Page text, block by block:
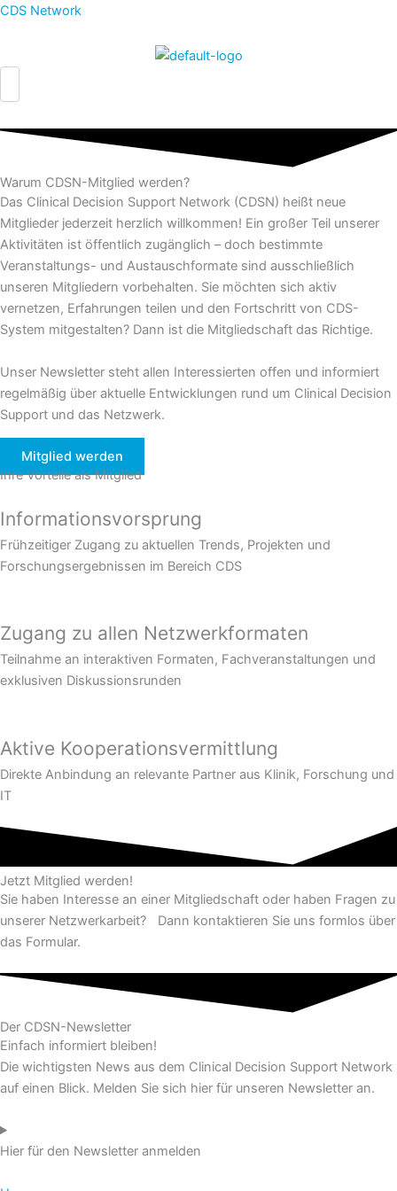
Zum
CDS Network
Warum CDSN-Mitglied werden?
Das Clinical Decision Support Network (CDSN) heißt neue
Mitglieder jederzeit herzlich willkommen! Ein großer Teil unserer
Aktivitäten ist öffentlich zugänglich – doch bestimmte
Veranstaltungs- und Austauschformate sind ausschließlich
unseren Mitgliedern vorbehalten. Sie möchten sich aktiv
vernetzen, Erfahrungen teilen und den Fortschritt von CDS-
System mitgestalten? Dann ist die Mitgliedschaft das Richtige.
Unser Newsletter steht allen Interessierten offen und informiert
regelmäßig über aktuelle Entwicklungen rund um Clinical Decision
Support und das Netzwerk.
Mitglied werden
Ihre Vorteile als Mitglied
Informations­vorsprung
Frühzeitiger Zugang zu aktuellen Trends, Projekten und
Forschungsergebnissen im Bereich CDS
Zugang zu allen Netzwerk­formaten
Teilnahme an interaktiven Formaten, Fachveranstaltungen und
exklusiven Diskussionsrunden
Aktive Kooperations­vermittlung
Direkte Anbindung an relevante Partner aus Klinik, Forschung und
IT
Jetzt Mitglied werden!​
Sie haben Interesse an einer Mitgliedschaft oder haben Fragen zu
unserer Netzwerkarbeit? Dann kontaktieren Sie uns formlos über
das Formular.
Der CDSN-Newsletter​
Einfach informiert bleiben!
Die wichtigsten News aus dem Clinical Decision Support Network
auf einen Blick. Melden Sie sich hier für unseren Newsletter an.
Hier für den Newsletter anmelden